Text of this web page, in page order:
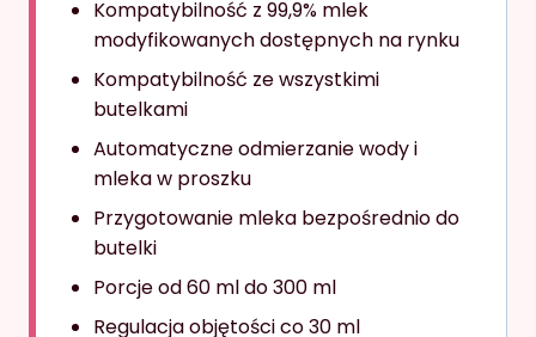
Kompatybilność z 99,9% mlek
modyfikowanych dostępnych na rynku
Kompatybilność ze wszystkimi
butelkami
Automatyczne odmierzanie wody i
mleka w proszku
Przygotowanie mleka bezpośrednio do
butelki
Porcje od 60 ml do 300 ml
Regulacja objętości co 30 ml